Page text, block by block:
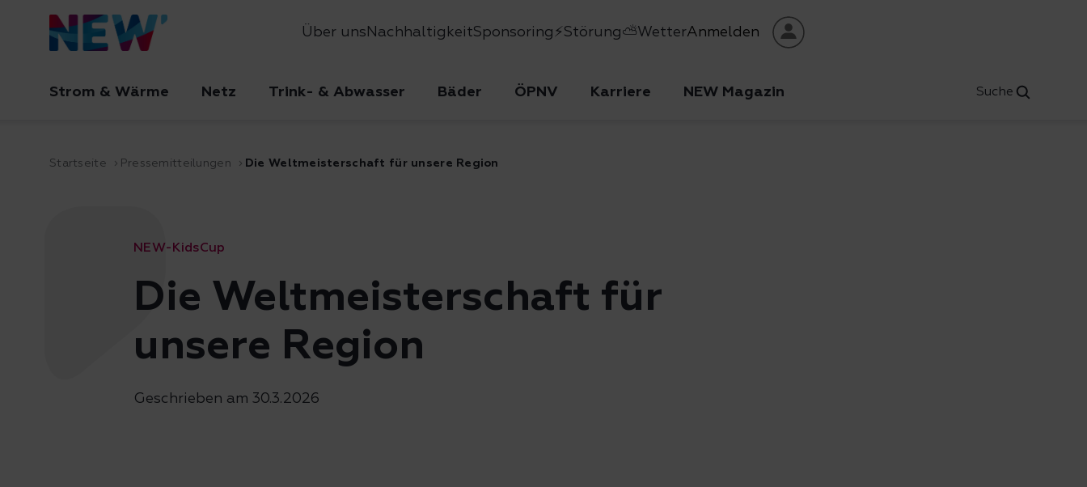
Über uns NachhaltigkeitSponsoring ⚡Störung⛅WetterAnmelden
Strom & Wärme Netz Trink- & Abwasser Bäder ÖPNV Karriere NEW Magazin Suche
Startseite Pressemitteilungen Die Weltmeisterschaft für unsere Region
NEW-KidsCup
Die Weltmeisterschaft für
unsere Region
Geschrieben am 30.3.2026